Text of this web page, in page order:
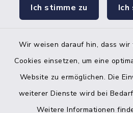
Ich stimme zu
Wir weisen darauf hin, dass
Cookies einsetzen, um eine
Website zu ermöglichen. Die
weiterer Dienste wird bei
Weitere Informationen
Bankverbindung